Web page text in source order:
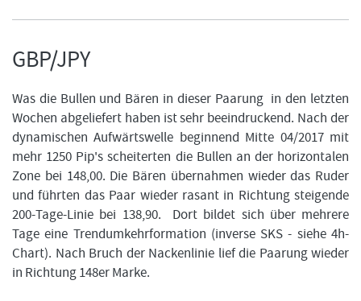
GBP/JPY
Was die Bullen und Bären in dieser Paarung in den letzten
Wochen abgeliefert haben ist sehr beeindruckend. Nach der
dynamischen Aufwärtswelle beginnend Mitte 04/2017 mit
mehr 1250 Pip's scheiterten die Bullen an der horizontalen
Zone bei 148,00. Die Bären übernahmen wieder das Ruder
und führten das Paar wieder rasant in Richtung steigende
200-Tage-Linie bei 138,90. Dort bildet sich über mehrere
Tage eine Trendumkehrformation (inverse SKS - siehe 4h-
Chart). Nach Bruch der Nackenlinie lief die Paarung wieder
in Richtung 148er Marke.